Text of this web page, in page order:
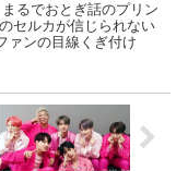
るでおとぎ話のプリン
セルカが信じられない
ンの目線くぎ付け